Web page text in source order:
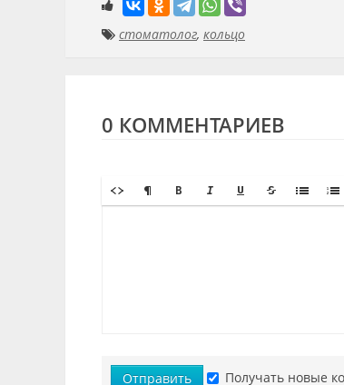
стоматолог, кольцо
0 КОММЕНТАРИЕВ
Отправить Получать новые